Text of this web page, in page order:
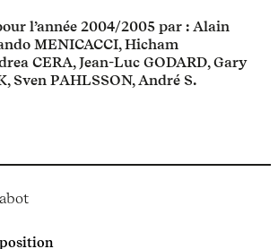
l’année 2004/2005 par : Alain
MENICACCI, Hicham
CERA, Jean-Luc GODARD, Gary
Sven PAHLSSON, André S.